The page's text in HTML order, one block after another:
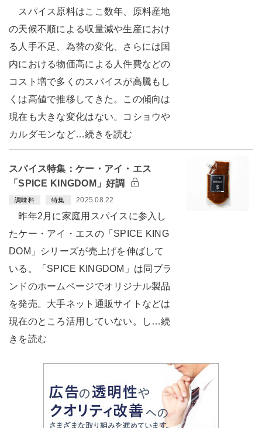
スパイス原料はここ数年、原料産地
の天候不順による収量減や生産におけ
る人手不足、為替の変化、さらには国
内における物価高による人件費などの
コスト増で多くのスパイスが高騰もし
くは高値で推移してきた。この傾向は
現在も大きな変化はない。コショウや
カルダモンなど…続きを読む
スパイス特集：ケー・アイ・エス
「SPICE KINGDOM」好調
調味料 特集 2025.08.22
昨年2月に家庭用スパイスに参入し
たケー・アイ・エスの「SPICE KING
DOM」シリーズが売上げを伸ばして
いる。「SPICE KINGDOM」は同ブラ
ンドのホームページでオリジナル製品
を発売。大手ネット通販サイトなどは
現在のところ活用していない。し…続
きを読む